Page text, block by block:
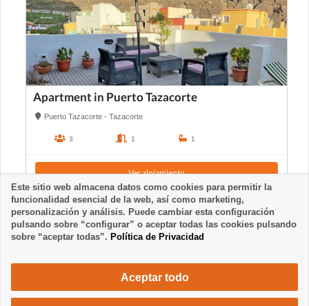
Apartment in Puerto Tazacorte
Puerto Tazacorte - Tazacorte
3 1 1
Ver alojamiento
Este sitio web almacena datos como cookies para permitir la
funcionalidad esencial de la web, así como marketing,
personalización y análisis. Puede cambiar esta configuración
pulsando sobre “configurar” o aceptar todas las cookies pulsando
sobre “aceptar todas”. Política de Privacidad
Aceptar todo